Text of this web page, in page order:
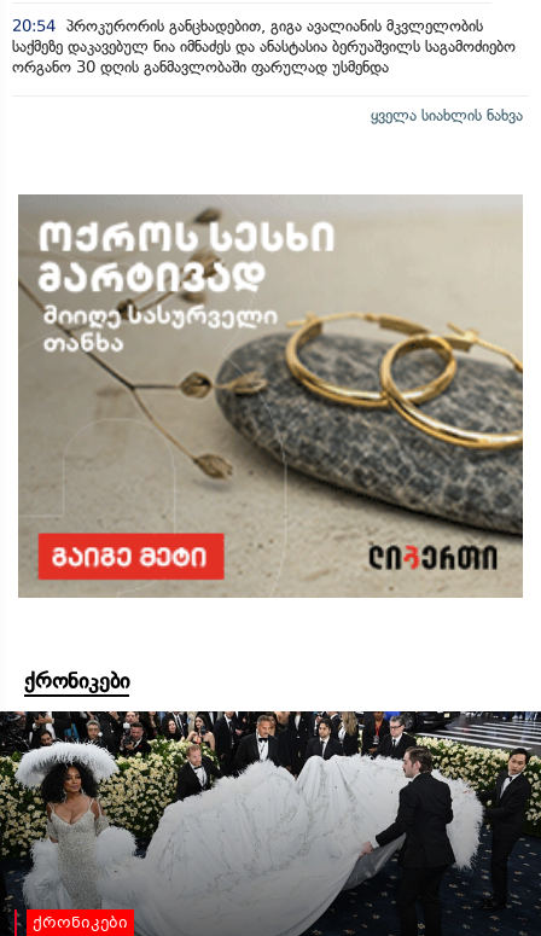
20:54 პროკურორის განცხადებით, გიგა ავალიანის მკვლელობის
საქმეზე დაკავებულ ნია იმნაძეს და ანასტასია ბერუაშვილს საგამოძიებო
ორგანო 30 დღის განმავლობაში ფარულად უსმენდა
ყველა სიახლის ნახვა
ქრონიკები
ქრონიკები